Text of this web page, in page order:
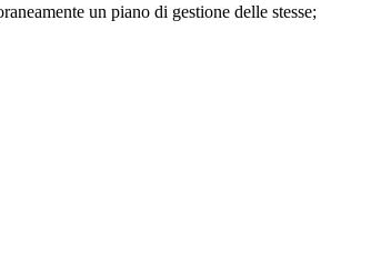
un piano di gestione delle stesse;